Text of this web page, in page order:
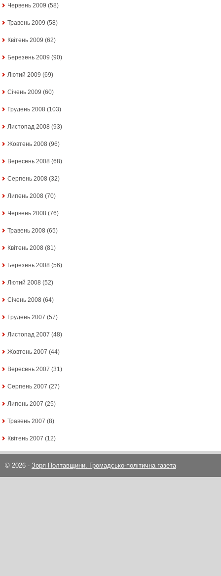
Червень 2009 (58)
Травень 2009 (58)
Квітень 2009 (62)
Березень 2009 (90)
Лютий 2009 (69)
Січень 2009 (60)
Грудень 2008 (103)
Листопад 2008 (93)
Жовтень 2008 (96)
Вересень 2008 (68)
Серпень 2008 (32)
Липень 2008 (70)
Червень 2008 (76)
Травень 2008 (65)
Квітень 2008 (81)
Березень 2008 (56)
Лютий 2008 (52)
Січень 2008 (64)
Грудень 2007 (57)
Листопад 2007 (48)
Жовтень 2007 (44)
Вересень 2007 (31)
Серпень 2007 (27)
Липень 2007 (25)
Травень 2007 (8)
Квітень 2007 (12)
© 2026 - Зоря Полтавщини. Громадсько-політична газета